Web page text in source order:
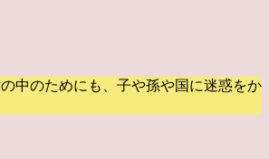
中のためにも、子や孫や国に迷惑をか